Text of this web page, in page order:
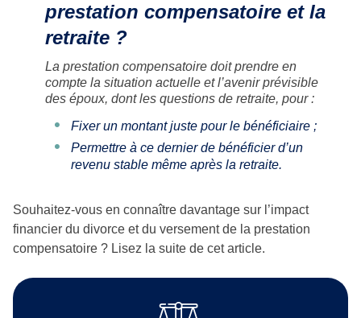
prestation compensatoire et la
retraite ?
La prestation compensatoire doit prendre en
compte la situation actuelle et l’avenir prévisible
des époux, dont les questions de retraite, pour :
Fixer un montant juste pour le bénéficiaire ;
Permettre à ce dernier de bénéficier d’un
revenu stable même après la retraite.
Souhaitez-vous en connaître davantage sur l’impact
financier du divorce et du versement de la prestation
compensatoire ? Lisez la suite de cet article.